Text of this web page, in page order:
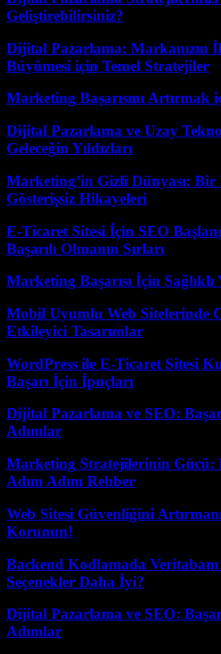
Geliştirebilirsiniz?
Dijital Pazarlama: Markanızın
Büyümesi için Temel Stratejiler
Marketing Başarısını Artırmak
Dijital Pazarlama ve Uzay
Geleceğin Yıldızları
Marketing’in Gizli Dünyası:
Gösterişsiz Hikayeleri
E-Ticaret Sitesi İçin SEO
Başarılı Olmanın Sırları
Marketing Başarısı İçin
Mobil Uyumlu Web Sitelerinde
Etkileyici Tasarımlar
WordPress ile E-Ticaret Sitesi
Başarı İçin İpuçları
Dijital Pazarlama ve SEO:
Adımlar
Marketing Stratejilerinin Gücü:
Adım Adım Rehber
Web Sitesi Güvenliğini
Korunun!
Backend Kodlamada
Seçenekler Daha İyi?
Dijital Pazarlama ve SEO:
Adımlar